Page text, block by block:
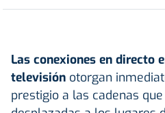
Las conexiones en directo
televisión otorgan
prestigio a las cadenas